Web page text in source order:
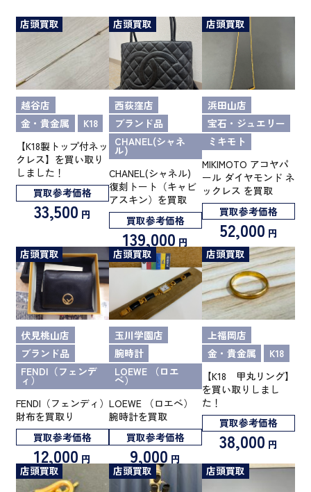
店頭買取
越谷店
金・貴金属
K18
【K18製トップ付ネッ
クレス】を買い取り
しました！
買取参考価格
33,500 円
店頭買取
西荻窪店
ブランド品
CHANEL(シャネ
ル)
CHANEL(シャネル)
復刻トート（キャビ
アスキン）を買取
買取参考価格
139,000 円
店頭買取
浜田山店
宝石・ジュエリー
ミキモト
MIKIMOTO アコヤパ
ール ダイヤモンド ネ
ックレス を買取
買取参考価格
52,000 円
店頭買取
伏見桃山店
ブランド品
FENDI（フェンデ
ィ）
FENDI（フェンディ）
財布を買取り
買取参考価格
12,000 円
店頭買取
玉川学園店
腕時計
LOEWE （ロエ
ベ）
LOEWE （ロエベ）
腕時計を買取
買取参考価格
9,000 円
店頭買取
上福岡店
金・貴金属
K18
【K18 甲丸リング】
を買い取りしまし
た！
買取参考価格
38,000 円
店頭買取
店頭買取 店頭買取